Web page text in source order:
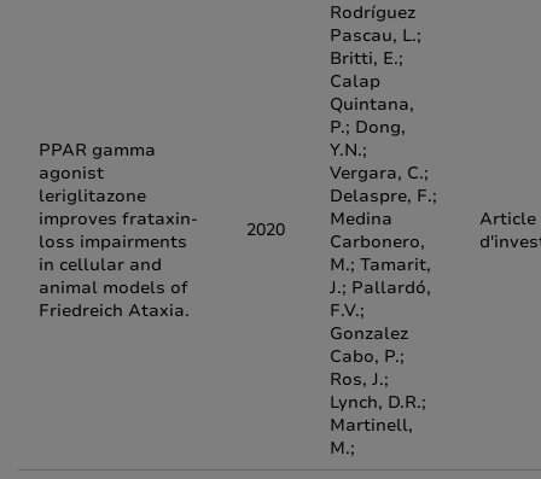
PPAR gamma
agonist
leriglitazone
improves frataxin-
loss impairments
in cellular and
animal models of
Friedreich Ataxia.
2020
Rodríguez
Pascau, L.;
Britti, E.;
Calap
Quintana,
P.; Dong,
Y.N.;
Vergara, C.;
Delaspre, F.;
Medina
Carbonero,
M.; Tamarit,
J.; Pallardó,
F.V.;
Gonzalez
Cabo, P.;
Ros, J.;
Lynch, D.R.;
Martinell,
M.;
Article